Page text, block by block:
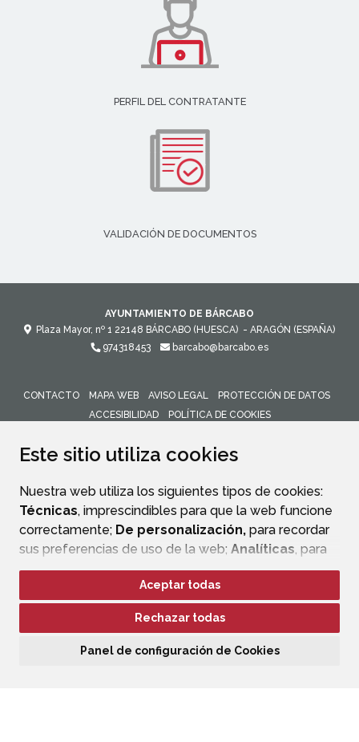
Este sitio utiliza cookies
Nuestra web utiliza los siguientes tipos de cookies:
Técnicas, imprescindibles para que la web funcione
correctamente; De personalización, para recordar
sus preferencias de uso de la web; Analíticas, para
mejorar el funcionamiento de la web y sus servicios.
Si acepta pulsando el botón“Aceptar todas”
consideramos que acepta su uso. Si pulsa el botón
ninguna acción, se guardarán las cookies técnicas
Aceptar todas
Rechazar todas
Panel de configuración de Cookies
PERFIL DEL CONTRATANTE
VALIDACIÓN DE DOCUMENTOS
AYUNTAMIENTO DE BÁRCABO
Plaza Mayor, nº 1 22148 BÁRCABO (HUESCA) - ARAGÓN (ESPAÑA)
974318453
barcabo@barcabo.es
CONTACTO MAPA WEB AVISO LEGAL
PROTECCIÓN DE DATOS
ACCESIBILIDAD
POLÍTICA DE COOKIES